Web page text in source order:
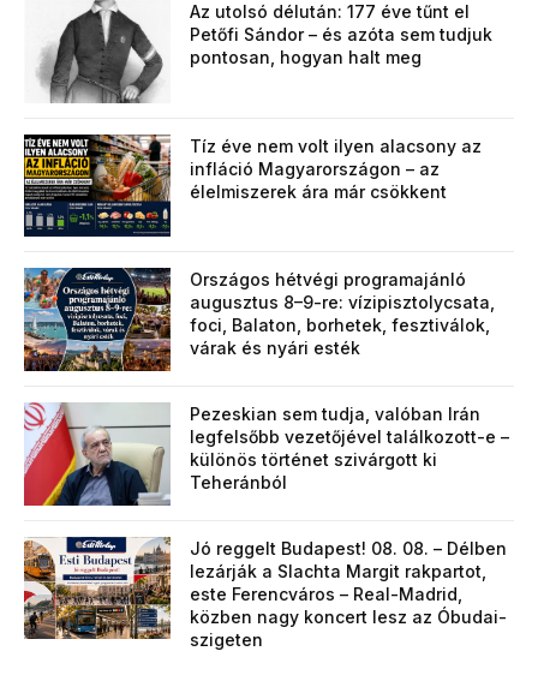
Az utolsó délután: 177 éve tűnt el
Petőfi Sándor – és azóta sem tudjuk
pontosan, hogyan halt meg
Tíz éve nem volt ilyen alacsony az
infláció Magyarországon – az
élelmiszerek ára már csökkent
Országos hétvégi programajánló
augusztus 8–9-re: vízipisztolycsata,
foci, Balaton, borhetek, fesztiválok,
várak és nyári esték
Pezeskian sem tudja, valóban Irán
legfelsőbb vezetőjével találkozott-e –
különös történet szivárgott ki
Teheránból
Jó reggelt Budapest! 08. 08. – Délben
lezárják a Slachta Margit rakpartot,
este Ferencváros – Real-Madrid,
közben nagy koncert lesz az Óbudai-
szigeten